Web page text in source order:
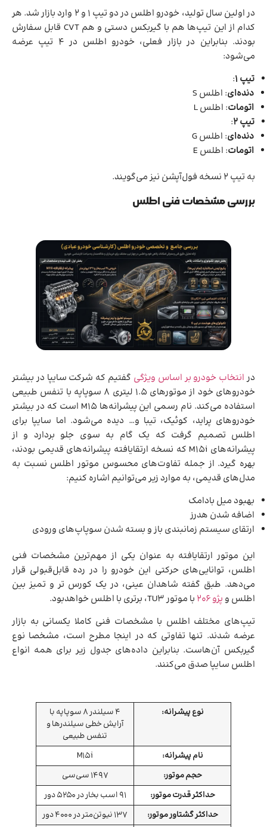
در اولین سال تولید، خودرو اطلس در دو تیپ 1 و 2 وارد بازار شد. هر
کدام از این تیپ‌ها هم با گیربکس دستی و هم CVT قابل سفارش
بودند. بنابراین در بازار فعلی، خودرو اطلس در 4 تیپ عرضه
می‌شود:
تیپ 1 :
دنده‌ای: اطلس S
اتومات: اطلس L
تیپ 2 :
دنده‌ای: اطلس G
اتومات: اطلس E
به تیپ 2 نسخه فول‌آپشن نیز می‌گویند.
بررسی مشخصات فنی اطلس
درانتخاب خودرو بر اساس ویژگی گفتیم که شرکت سایپا در بیشتر
خودروهای خود از موتورهای 1.5 لیتری 8 سوپاپه با تنفس طبیعی
استفاده می‌کند. نام رسمی این پیشرانه‌ها M15 است که در بیشتر
خودروهای پراید، کوئیک، تیبا و… دیده می‌شود. اما سایپا برای
اطلس تصمیم گرفت که یک گام به سوی جلو بردارد و از
پیشرانه‌های M15i که نسخه ارتقایافته پیشرانه‌های قدیمی بودند،
بهره گیرد. از جمله تفاوت‌های محسوس موتور اطلس نسبت به
مدل‌های قدیمی، به موارد زیر می‌توانیم اشاره کنیم:
بهبود میل بادامک
اضافه شدن هدرز
ارتقای سیستم زمانبندی باز و بسته شدن سوپاپ‌های ورودی
این موتور ارتقایافته به عنوان یکی از مهم‌ترین مشخصات فنی
اطلس، توانایی‌های حرکتی این خودرو را در رده قابل‌قبولی قرار
می‌دهد. طبق گفته شاهدان عینی، در یک کورس تر و تمیز بین
اطلس وپژو 206
با موتور TU3، برتری با اطلس خواهدبود.
تیپ‌های مختلف اطلس با مشخصات فنی کاملا یکسانی به بازار
عرضه شدند. تنها تفاوتی که در اینجا مطرح است، مشخصا نوع
گیربکس آن‌هاست. بنابراین داده‌های جدول زیر برای همه انواع
اطلس سایپا صدق می‌کنند.
نوع پیشرانه:
4 سیلندر 8 سوپاپه با
آرایش خطی سیلندرها و
تنفس طبیعی
نام پیشرانه:
M15i
حجم موتور:
1497 سی‌سی
حداکثر قدرت موتور:
91 اسب بخار در 5250 دور
حداکثر گشتاور موتور:
137 نیوتن‌متر در 4000 دور